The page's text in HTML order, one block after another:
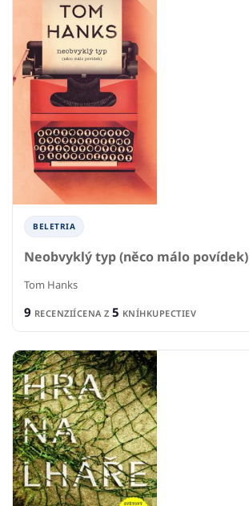
BELETRIA
Neobvyklý typ (něco málo povídek)
Tom Hanks
9 RECENZIÍCENA Z 5 KNÍHKUPECTIEV